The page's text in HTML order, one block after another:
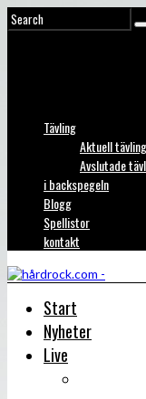
Tävling
Aktuell tävling
Avslutade
i backspegeln
Blogg
Spellistor
kontakt
Start
Nyheter
Live